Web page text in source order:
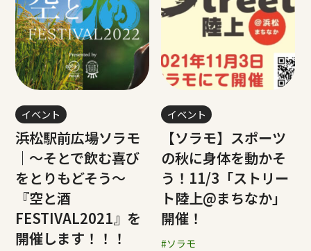
イベント
浜松駅前広場ソラモ
｜～そとで飲む喜び
をとりもどそう～
『空と酒
FESTIVAL2021』を
開催します！！！
イベント
【ソラモ】スポーツ
の秋に身体を動かそ
う！11/3「ストリー
ト陸上@まちなか」
開催！
#ソラモ